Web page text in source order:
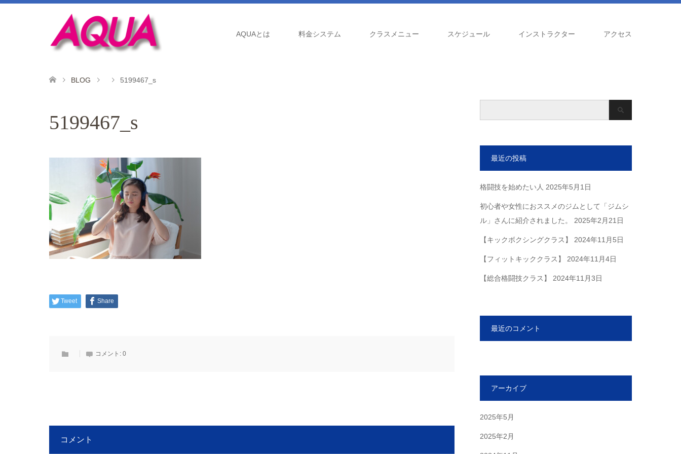
AQUAとは 料金システム クラスメニュー スケジュール インストラクター アクセス
BLOG 5199467_s
5199467_s
Tweet Share
コメント: 0
コメント
最近の投稿
格闘技を始めたい人 2025年5月1日
初心者や女性におススメのジムとして「ジムシ
ル」さんに紹介されました。
2025年2月21日
【キックボクシングクラス】 2024年11月5日
【フィットキッククラス】 2024年11月4日
【総合格闘技クラス】 2024年11月3日
最近のコメント
アーカイブ
2025年5月
2025年2月